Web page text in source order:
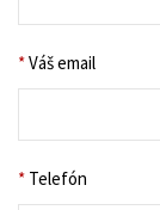
*Váš email
* Telefón